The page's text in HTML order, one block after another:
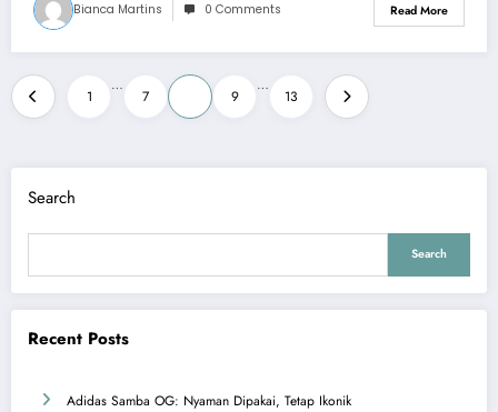
Bianca Martins 0 Comments Read More
Posts
pagination
1
…
7 9
…
13
Search
Search
Recent Posts
Adidas Samba OG: Nyaman Dipakai, Tetap Ikonik